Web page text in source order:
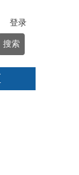
登录
搜索